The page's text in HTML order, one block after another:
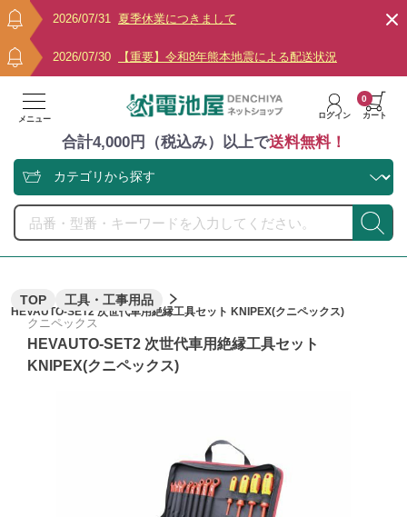
2026/07/31 夏季休業につきまして
2026/07/30 【重要】令和8年熊本地震による配送状況
メニュー ログイン カート
0
合計4,000円（税込み）以上で送料無料！
TOP 工具・工事用品
HEVAUTO-SET2 次世代車用絶縁工具セット KNIPEX(クニペックス)
クニペックス
HEVAUTO-SET2 次世代車用絶縁工具セット
KNIPEX(クニペックス)